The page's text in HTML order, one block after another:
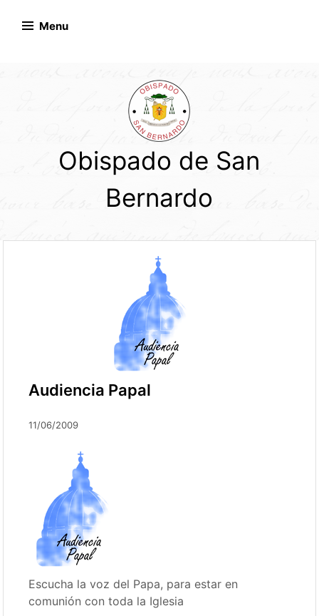
Menu
Obispado de San
Bernardo
Audiencia Papal
11/06/2009
Escucha la voz del Papa, para estar en
comunión con toda la Iglesia